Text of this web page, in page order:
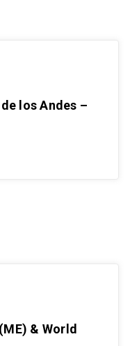
los Andes –
& World